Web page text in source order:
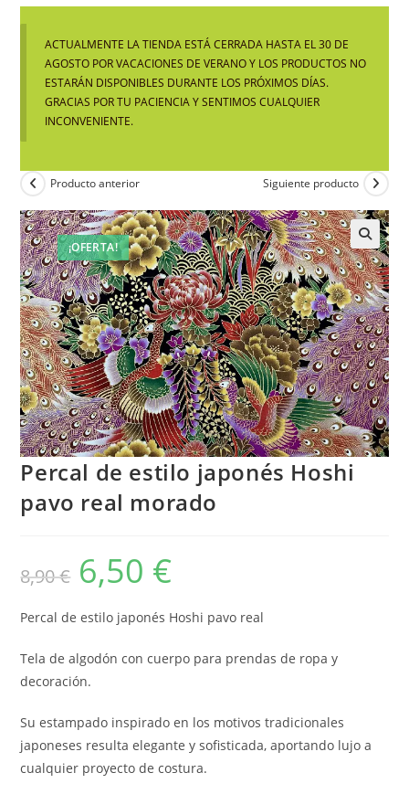
ACTUALMENTE LA TIENDA ESTÁ CERRADA HASTA EL 30 DE
AGOSTO POR VACACIONES DE VERANO Y LOS PRODUCTOS NO
ESTARÁN DISPONIBLES DURANTE LOS PRÓXIMOS DÍAS.
GRACIAS POR TU PACIENCIA Y SENTIMOS CUALQUIER
INCONVENIENTE.
¡OFERTA!
Producto anterior Siguiente producto
🔍
Percal de estilo japonés Hoshi
pavo real morado
8,90€
El
precio
original
8,90 €.
6,50 €
6,50 €.
Percal de estilo japonés Hoshi pavo real
Tela de algodón con cuerpo para prendas de ropa y
decoración.
Su estampado inspirado en los motivos tradicionales
japoneses resulta elegante y sofisticada, aportando lujo a
cualquier proyecto de costura.